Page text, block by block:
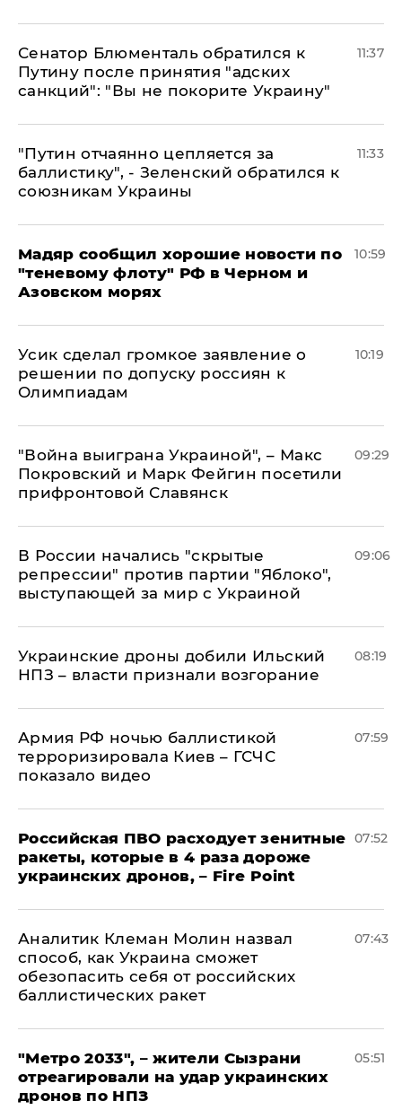
Сенатор Блюменталь обратился к
Путину после принятия "адских
санкций": "Вы не покорите Украину"
11:37
"Путин отчаянно цепляется за
баллистику", - Зеленский обратился к
союзникам Украины
11:33
Мадяр сообщил хорошие новости по
"теневому флоту" РФ в Черном и
Азовском морях
10:59
Усик сделал громкое заявление о
решении по допуску россиян к
Олимпиадам
10:19
"Война выиграна Украиной", – Макс
Покровский и Марк Фейгин посетили
прифронтовой Славянск
09:29
В России начались "скрытые
репрессии" против партии "Яблоко",
выступающей за мир с Украиной
09:06
Украинские дроны добили Ильский
НПЗ – власти признали возгорание
08:19
Армия РФ ночью баллистикой
терроризировала Киев – ГСЧС
показало видео
07:59
Российская ПВО расходует зенитные
ракеты, которые в 4 раза дороже
украинских дронов, – Fire Point
07:52
Аналитик Клеман Молин назвал
способ, как Украина сможет
обезопасить себя от российских
баллистических ракет
07:43
"Метро 2033", – жители Сызрани
отреагировали на удар украинских
дронов по НПЗ
05:51